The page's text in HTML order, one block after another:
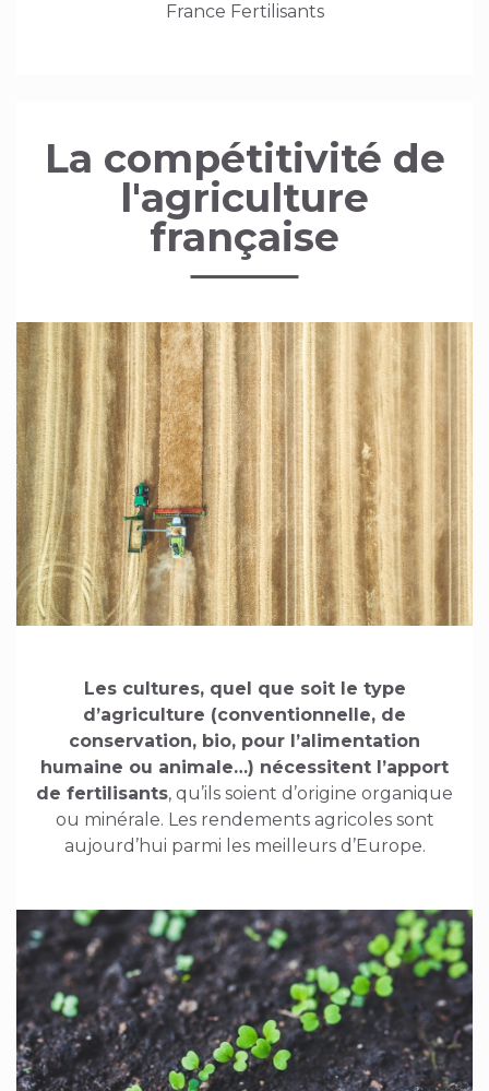
France Fertilisants
La compétitivité de
l'agriculture
française
Les cultures, quel que soit le type
d’agriculture (conventionnelle, de
conservation, bio, pour l’alimentation
humaine ou animale…) nécessitent l’apport
de fertilisants, qu’ils soient d’origine organique
ou minérale. Les rendements agricoles sont
aujourd’hui parmi les meilleurs d’Europe.
Image
Image